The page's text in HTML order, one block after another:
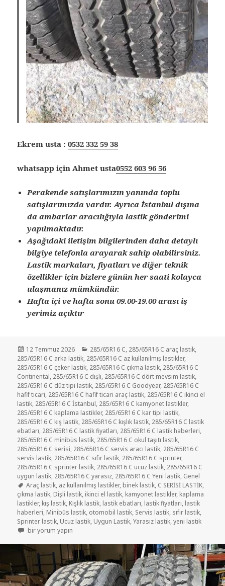
Ekrem usta :0532 332 59 38
whatsapp için Ahmet usta0552 603 96 56
Perakende satışlarımızın yanında toplu
satışlarımızda vardır. Ayrıca İstanbul dışına
da ambarlar aracılığıyla lastik gönderimi
yapılmaktadır.
Aşağıdaki iletişim bilgilerinden daha detaylı
bilgiye telefonla arayarak sahip olabilirsiniz.
Lastik markaları, fiyatları ve diğer teknik
özellikler için bizlere günün her saati kolayca
ulaşmanız mümkündür.
Hafta içi ve hafta sonu 09.00-19.00 arası iş
yerimiz açıktır
Yayın
tarihi
12 Temmuz 2026 Kategoriler
285/65R16 C, 285/65R16 C araç lastik,
285/65R16 C arka lastik, 285/65R16 C az kullanılmış lastikler,
285/65R16 C çeker lastik, 285/65R16 C çıkma lastik, 285/65R16 C
Continental, 285/65R16 C dişli, 285/65R16 C dört mevsim lastik,
285/65R16 C düz tipi lastik, 285/65R16 C Goodyear, 285/65R16 C
hafif ticari, 285/65R16 C hafif ticari araç lastik, 285/65R16 C ikinci el
lastik, 285/65R16 C İstanbul, 285/65R16 C kamyonet lastikler,
285/65R16 C kaplama lastikler, 285/65R16 C kar tipi lastik,
285/65R16 C kış lastik, 285/65R16 C kışlık lastik, 285/65R16 C lastik
ebatları, 285/65R16 C lastik fiyatları, 285/65R16 C lastik haberleri,
285/65R16 C minibüs lastik, 285/65R16 C okul taşıtı lastik,
285/65R16 C serisi, 285/65R16 C servis aracı lastik, 285/65R16 C
servis lastik, 285/65R16 C sıfır lastik, 285/65R16 C sprinter,
285/65R16 C sprinter lastik, 285/65R16 C ucuz lastik, 285/65R16 C
uygun lastik, 285/65R16 C yarasız, 285/65R16 C Yeni lastik, Genel
Etiketler
Araç lastik, az kullanılmış lastikler, binek lastik, C SERİSİ LASTİK,
çıkma lastik, Dişli lastik, ikinci el lastik, kamyonet lastikler, kaplama
lastikler, kış lastik, Kışlık lastik, lastik ebatları, lastik fiyatları, lastik
haberleri, Minibüs lastik, otomobil lastik, Servis lastik, sıfır lastik,
Sprinter lastik, Ucuz lastik, Uygun Lastik,Yarasiz lastik,yeni lastik
285/65R16 C AZ KULLANILMIŞ SPRİNTER VE MİNİBÜS LASTİKLER için
bir yorum yapın